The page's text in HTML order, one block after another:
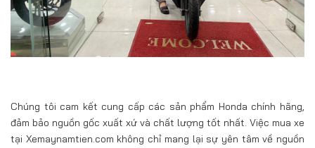
Chúng tôi cam kết cung cấp các sản phẩm Honda chính hãng,
đảm bảo nguồn gốc xuất xứ và chất lượng tốt nhất. Việc mua xe
tại Xemaynamtien.com không chỉ mang lại sự yên tâm về nguồn